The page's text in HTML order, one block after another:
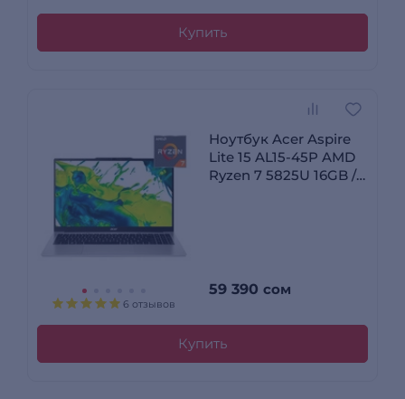
Купить
6 отзывов
Ноутбук Acer Aspire
Lite 15 AL15-45P AMD
Ryzen 7 5825U 16GB /
59 390 сом
Купить